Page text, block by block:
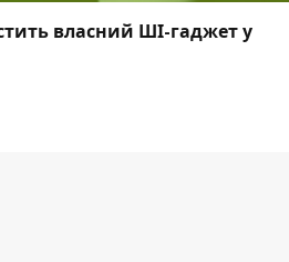
власний ШІ-гаджет у